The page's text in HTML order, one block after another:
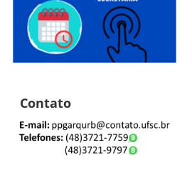
Contato